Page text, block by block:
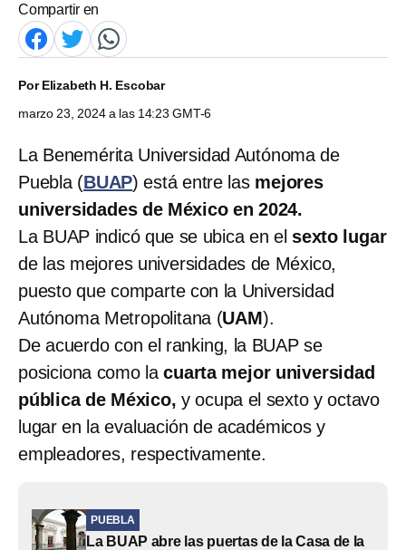
Compartir en
PorElizabeth H. Escobar
marzo 23, 2024 a las 14:23 GMT-6
La Benemérita Universidad Autónoma de
Puebla (BUAP) está entre las mejores
universidades de México en 2024.
La BUAP indicó que se ubica en el sexto lugar
de las mejores universidades de México,
puesto que comparte con la Universidad
Autónoma Metropolitana (UAM).
De acuerdo con el ranking, la BUAP se
posiciona como lacuarta mejor universidad
pública de México, y ocupa el sexto y octavo
lugar en la evaluación de académicos y
empleadores, respectivamente.
PUEBLA
La BUAP abre las puertas de la Casa de la